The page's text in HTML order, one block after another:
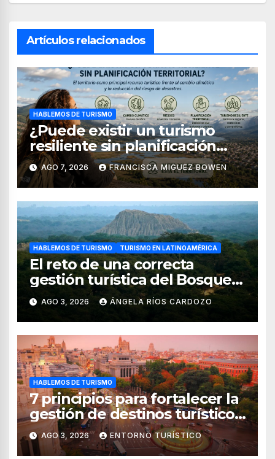
Artículos relacionados
HABLEMOS DE TURISMO
¿Puede existir un turismo
resiliente sin planificación
territorial?
AGO 7, 2026 FRANCISCA MIGUEZ BOWEN
HABLEMOS DE TURISMO TURISMO EN LATINOAMÉRICA
El reto de una correcta
gestión turística del Bosque
de Pomac (en Perú)
AGO 3, 2026 ÁNGELA RÍOS CARDOZO
HABLEMOS DE TURISMO
7 principios para fortalecer la
gestión de destinos turísticos,
según el WTTC
AGO 3, 2026 ENTORNO TURÍSTICO